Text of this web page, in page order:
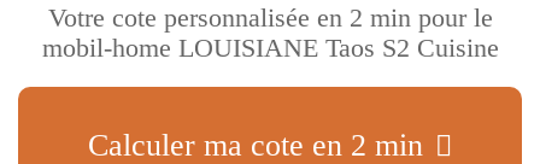
Votre cote personnalisée en 2 min pour le
mobil-home LOUISIANE Taos S2 Cuisine
Calculer ma cote en 2 min